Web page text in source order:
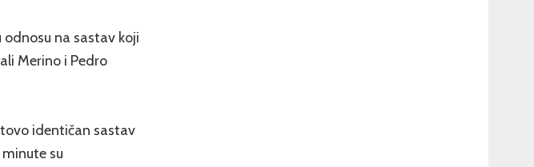
odnosu na sastav koji
Merino i Pedro
identičan sastav
su